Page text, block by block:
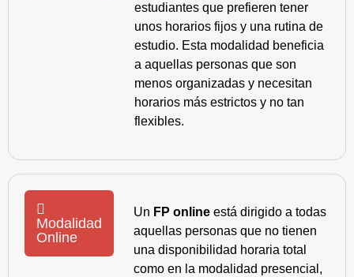
estudiantes que prefieren tener
unos horarios fijos y una rutina de
estudio. Esta modalidad beneficia
a aquellas personas que son
menos organizadas y necesitan
horarios más estrictos y no tan
flexibles.
Modalidad
Online
Un FP online está dirigido a todas
aquellas personas que no tienen
una disponibilidad horaria total
como en la modalidad presencial,